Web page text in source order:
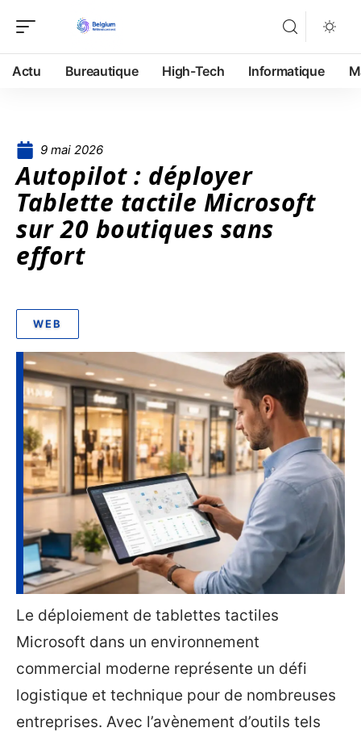
Actu Bureautique High-Tech Informatique
9 mai 2026
Autopilot : déployer
Tablette tactile Microsoft
sur 20 boutiques sans
effort
WEB
Le déploiement de tablettes tactiles
Microsoft dans un environnement
commercial moderne représente un défi
logistique et technique pour de nombreuses
entreprises. Avec l’avènement d’outils tels